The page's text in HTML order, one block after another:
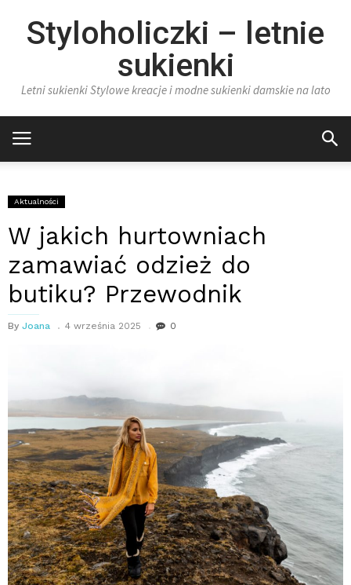
Styloholiczki – letnie
sukienki
Letni sukienki Stylowe kreacje i modne sukienki damskie na lato
Aktualności
W jakich hurtowniach
zamawiać odzież do
butiku? Przewodnik
By Joana 4 września 2025 0